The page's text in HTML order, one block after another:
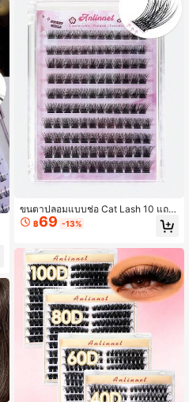
ขนตาปลอมแบบช่อ Cat Lash 10 แถว
ทรง C Curl 9–13 มม. สไตล์ธรรมชาติ
สั้นฟุ้ง เป็นช่อแยกเส้นเดี่ยว ลุค Cat Eye
สำหรับใส่ออกไปเที่ยว ใช้ซ้ำได้
฿69 -13%